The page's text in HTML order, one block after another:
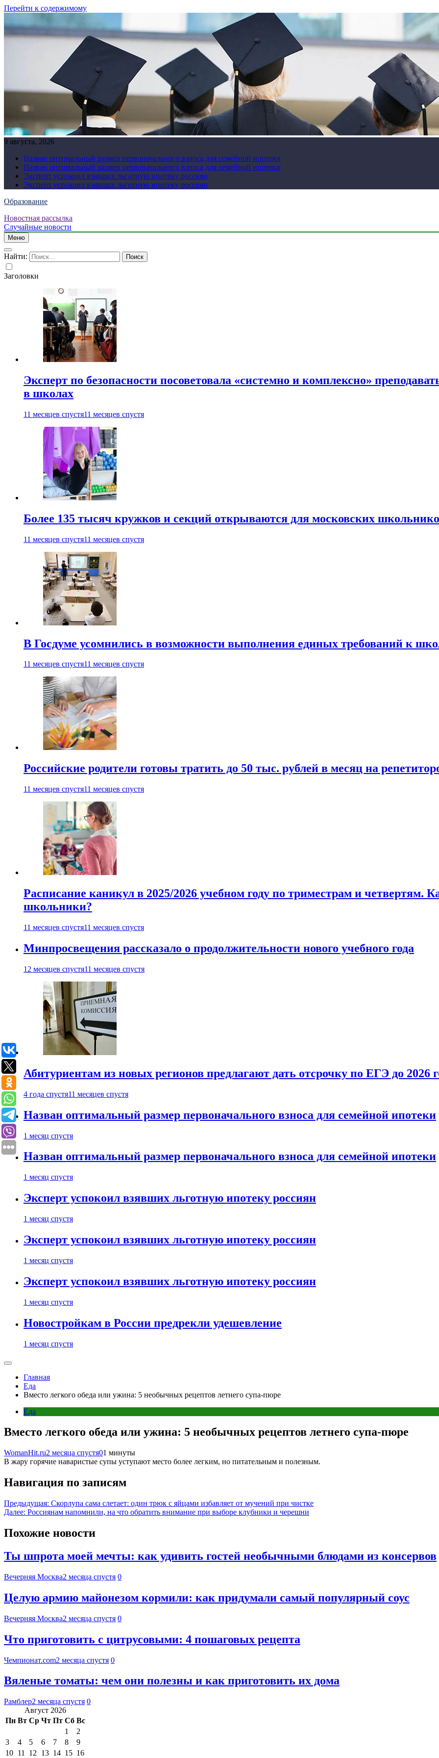
Перейти к содержимому
9 августа, 2026
Назван оптимальный размер первоначального взноса для семейной ипотеки
Назван оптимальный размер первоначального взноса для семейной ипотеки
Эксперт успокоил взявших льготную ипотеку россиян
Эксперт успокоил взявших льготную ипотеку россиян
Образование
Новостная рассылка
Случайные новости
Меню
Найти:
Заголовки
Эксперт по безопасности посоветовала «системно и комплексно»
в школах
11 месяцев спустя11 месяцев спустя
Более 135 тысяч кружков и секций открываются для московских
11 месяцев спустя11 месяцев спустя
В Госдуме усомнились в возможности выполнения единых требований к
11 месяцев спустя11 месяцев спустя
Российские родители готовы тратить до 50 тыс. рублей в месяц на
11 месяцев спустя11 месяцев спустя
Расписание каникул в 2025/2026 учебном году по триместрам и четвертям.
школьники?
11 месяцев спустя11 месяцев спустя
Минпросвещения рассказало о продолжительности нового учебного года
12 месяцев спустя11 месяцев спустя
Абитуриентам из новых регионов предлагают дать отсрочку по ЕГЭ до 2026
4 года спустя11 месяцев спустя
Назван оптимальный размер первоначального взноса для семейной ипотеки
1 месяц спустя
Назван оптимальный размер первоначального взноса для семейной ипотеки
1 месяц спустя
Эксперт успокоил взявших льготную ипотеку россиян
1 месяц спустя
Эксперт успокоил взявших льготную ипотеку россиян
1 месяц спустя
Эксперт успокоил взявших льготную ипотеку россиян
1 месяц спустя
Новостройкам в России предрекли удешевление
1 месяц спустя
Главная
Еда
Вместо легкого обеда или ужина: 5 необычных рецептов летнего супа-пюре
Еда
Вместо легкого обеда или ужина: 5 необычных рецептов летнего супа-пюре
WomanHit.ru2 месяца спустя01 минуты
В жару горячие наваристые супы уступают место более легким, но питательным и полезным.
Навигация по записям
Предыдущая: Скорлупа сама слетает: один трюк с яйцами избавляет от мучений при чистке
Далее: Россиянам напомнили, на что обратить внимание при выборе клубники и черешни
Похожие новости
Ты шпрота моей мечты: как удивить гостей необычными блюдами из консервов
Вечерняя Москва2 месяца спустя 0
Целую армию майонезом кормили: как придумали самый популярный соус
Вечерняя Москва2 месяца спустя 0
Что приготовить с цитрусовыми: 4 пошаговых рецепта
Чемпионат.com2 месяца спустя 0
Вяленые томаты: чем они полезны и как приготовить их дома
Рамблер2 месяца спустя 0
Август 2026
Пн Вт Ср Чт Пт Сб Вс
1
2
3
4 5 6 7 8
9
10 11 12 13 14 15 16